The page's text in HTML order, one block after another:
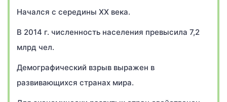
Начался c середины XX века.
В 2014 г. численность населения превысила 7,2
млрд чел.
Демографический взрыв выражен в
развивающихся странах мира.